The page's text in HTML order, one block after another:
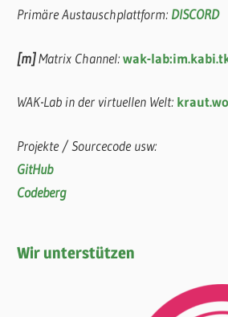
Primäre Austauschplattform: DISCORD
[m]Matrix Channel:wak-
WAK-Lab in der virtuellen Welt:
Projekte / Sourcecode usw:
GitHub
Codeberg
Wir unterstützen